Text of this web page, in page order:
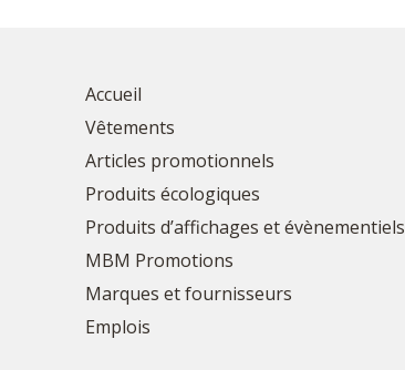
Accueil
Vêtements
Articles promotionnels
Produits écologiques
Produits d’affichages et évènementiels
MBM Promotions
Marques et fournisseurs
Emplois